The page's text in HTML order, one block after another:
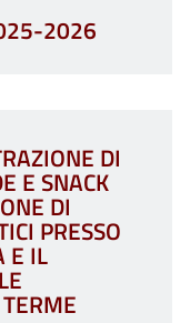
2026
DI
E SNACK
DI
PRESSO
E IL